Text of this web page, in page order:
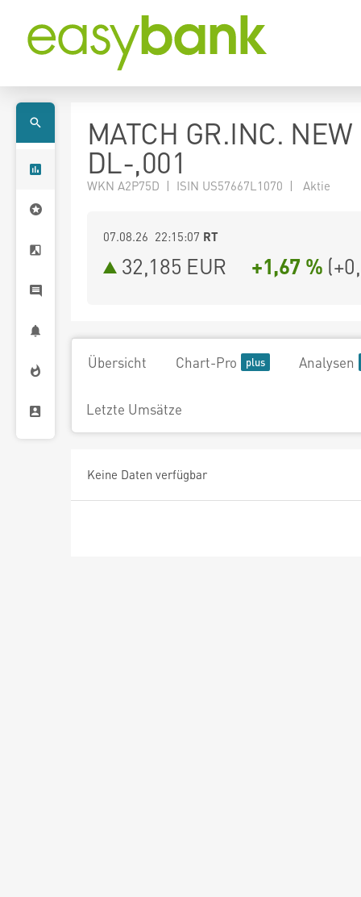
MATCH GR.INC. NEW
DL-,001
WKN A2P75D | ISIN US57667L1070 | Aktie
07.08.26 22:15:07 RT
32,185 EUR +1,67 % (
Übersicht Chart-Pro Analysen
Letzte Umsätze
Keine Daten verfügbar